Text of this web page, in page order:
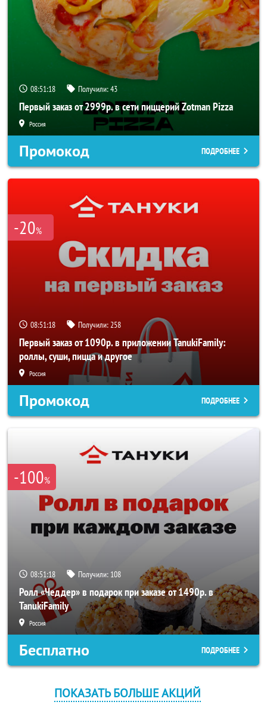
08:51:18 Получили:43
Первый заказ от 2999р. в сети пиццерий Zotman Pizza
Россия
Промокод ПОДРОБНЕЕ
-20%
08:51:18 Получили:258
Первый заказ от 1090р. в приложении TanukiFamily:
роллы, суши, пицца и другое
Россия
Промокод ПОДРОБНЕЕ
-100%
08:51:18 Получили: 108
Ролл «Чеддер» в подарок при заказе от 1490р. в
TanukiFamily
Россия
Бесплатно ПОДРОБНЕЕ
ПОКАЗАТЬ БОЛЬШЕ АКЦИЙ